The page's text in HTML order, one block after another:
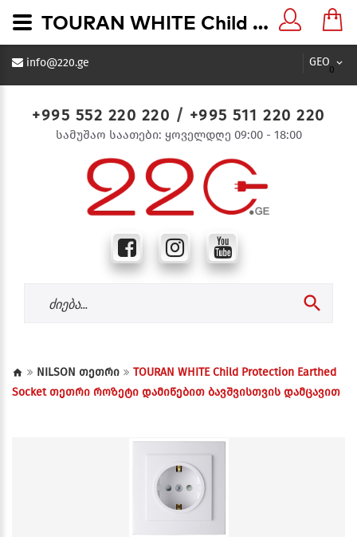
GEO
0
info@220.ge
+995 552 220 220 / +995 511 220 220
სამუშაო საათები: ყოველდღე 09:00 - 18:00
NILSON თეთრი
TOURAN WHITE Child Protection Earthed
Socket თეთრი როზეტი დამიწებით ბავშვისთვის დამცავით
TOURAN WHITE Child Protection Earthed Socket თეთრი როზეტი დამიწებით ბავშვისთვის დამცავით - 220.ge